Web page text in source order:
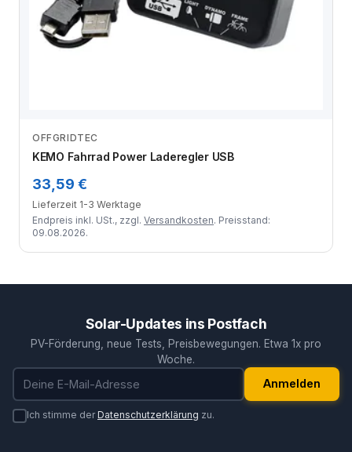
OFFGRIDTEC
KEMO Fahrrad Power Laderegler USB
33,59 €
Lieferzeit 1-3 Werktage
Endpreis inkl. USt., zzgl. Versandkosten. Preisstand:
09.08.2026.
Solar-Updates ins Postfach
PV-Förderung, neue Tests, Preisbewegungen. Etwa 1x pro
Woche.
E-Mail-Adresse
Anmelden
Ich stimme derDatenschutzerklärung zu.